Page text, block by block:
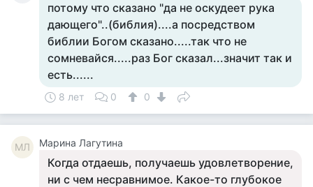
потому что сказано "да не оскудеет рука
дающего"..(библия)....а посредством
библии Богом сказано.....так что не
сомневайся.....раз Бог сказал...значит так и
есть......
8 лет 0 0
МЛ Марина Лагутина
Когда отдаешь, получаешь удовлетворение,
ни с чем несравнимое. Какое-то глубокое